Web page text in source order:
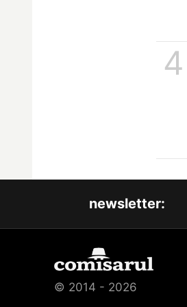
4
newsletter:
© 2014 - 2026